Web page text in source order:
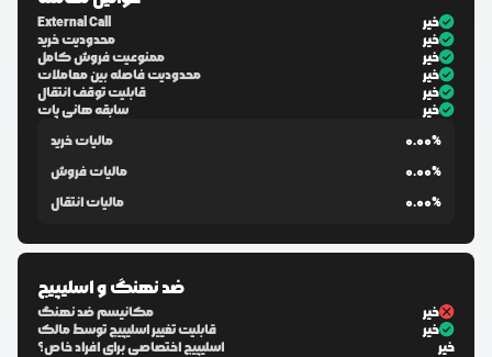
External Call
خیر
محدودیت خرید
خیر
ممنوعیت فروش کامل
خیر
محدودیت فاصله بین معاملات
خیر
قابلیت توقف انتقال
خیر
سابقه هانی پات
خیر
مالیات خرید
0.00%
مالیات فروش
0.00%
مالیات انتقال
0.00%
ضد نهنگ و اسلیپیج
مکانیسم ضد نهنگ
خیر
قابلیت تغییر اسلیپیج توسط مالک
خیر
اسلیپیج اختصاصی برای افراد خاص؟
خیر